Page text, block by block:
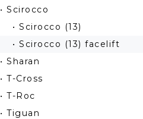
• Scirocco
• Scirocco (13)
• Scirocco (13) facelift
• Sharan
• T-Cross
• T-Roc
• Tiguan